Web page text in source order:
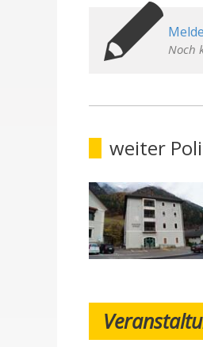
Noch
weiter